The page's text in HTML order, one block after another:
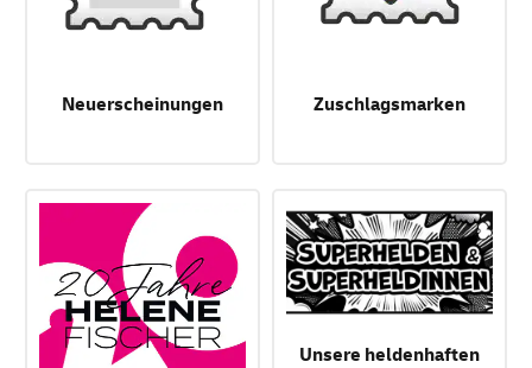
Neuerscheinungen Zuschlagsmarken
Unsere heldenhaften